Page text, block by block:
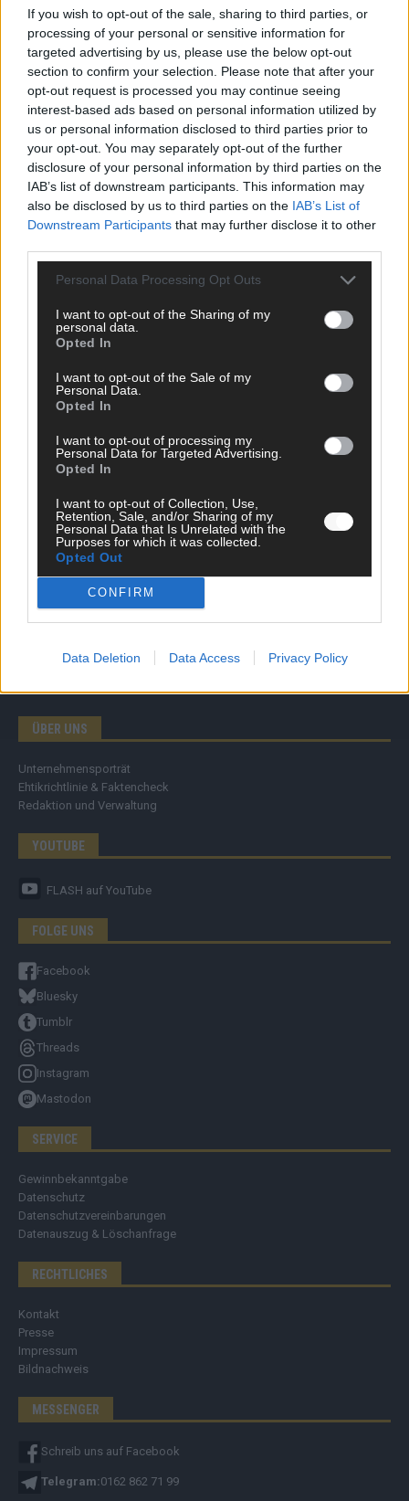
If you wish to opt-out of the sale, sharing to third parties, or
processing of your personal or sensitive information for
targeted advertising by us, please use the below opt-out
section to confirm your selection. Please note that after your
opt-out request is processed you may continue seeing
interest-based ads based on personal information utilized by
us or personal information disclosed to third parties prior to
your opt-out. You may separately opt-out of the further
disclosure of your personal information by third parties on the
IAB’s list of downstream participants. This information may
also be disclosed by us to third parties on the IAB’s List of
Downstream Participants that may further disclose it to other
Personal Data Processing Opt Outs
I want to opt-out of the Sharing of my
personal data.
Opted In
I want to opt-out of the Sale of my
Personal Data.
Opted In
I want to opt-out of processing my
Personal Data for Targeted Advertising.
Opted In
I want to opt-out of Collection, Use,
Retention, Sale, and/or Sharing of my
Personal Data that Is Unrelated with the
Purposes for which it was collected.
Opted Out
CONFIRM
Data Deletion Data Access Privacy Policy
ANZEIGE
SCHNELL ZUM RESSORT
Nachrichten
Ratgeber
Wissen
Kommentar
Streams & Storys
Eurovision
FLASH – DAS VIDEOPORTAL
ÜBER UNS
Unternehmensporträt
Ehtikrichtlinie & Faktencheck
Redaktion und Verwaltung
YOUTUBE
FLASH auf YouTube
FOLGE UNS
Facebook
Bluesky
Tumblr
Threads
Instagram
Mastodon
SERVICE
Gewinnbekanntgabe
Datenschutz
Datenschutzvereinbarungen
Datenauszug & Löschanfrage
RECHTLICHES
Kontakt
Presse
Impressum
Bildnachweis
MESSENGER
Schreib uns auf Facebook
Telegram:0162 862 71 99